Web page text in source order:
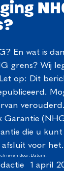
En wat is
grens? Wij
op: Dit
Garantie
die u kunt
afsluit voor
door: Datum:
1 april